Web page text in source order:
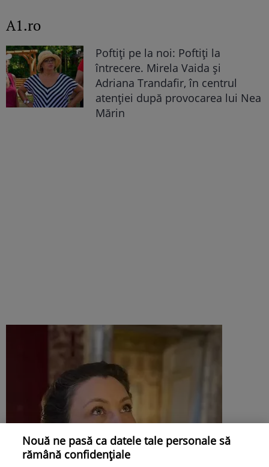
A1.ro
Poftiți pe la noi: Poftiți la
întrecere. Mirela Vaida și
Adriana Trandafir, în centrul
atenției după provocarea lui Nea
Mărin
Nouă ne pasă ca datele tale personale să
rămână confidențiale